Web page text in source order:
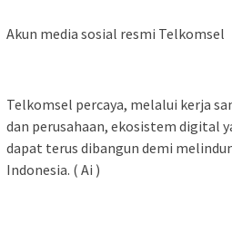
Akun media sosial resmi Telkomsel
Telkomsel percaya, melalui kerja
dan perusahaan, ekosistem digital
dapat terus dibangun demi
Indonesia. ( Ai )